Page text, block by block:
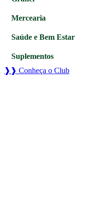
Mercearia
Saúde e Bem Estar
Suplementos
❱❱ Conheça o Club